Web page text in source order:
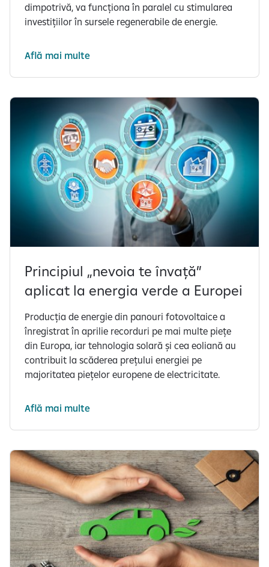
dimpotrivă, va funcționa în paralel cu stimularea
investițiilor în sursele regenerabile de energie.
Află mai multe
Principiul „nevoia te învață”
aplicat la energia verde a Europei
Producția de energie din panouri fotovoltaice a
înregistrat în aprilie recorduri pe mai multe piețe
din Europa, iar tehnologia solară și cea eoliană au
contribuit la scăderea prețului energiei pe
majoritatea piețelor europene de electricitate.
Află mai multe